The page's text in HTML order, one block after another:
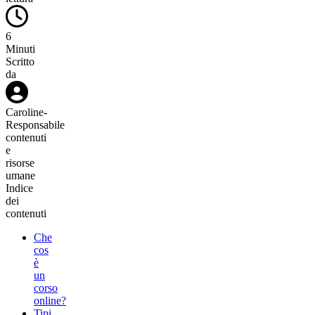
6
Minuti
Scritto
da
Caroline-
Responsabile
contenuti
e
risorse
umane
Indice
dei
contenuti
Che
cos
è
un
corso
online?